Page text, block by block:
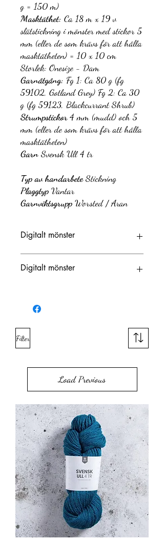
g = 150 m)
Masktäthet: Ca 18 m x 19 v
slätstickning i mönster med stickor 5
mm (eller de som krävs för att hålla
masktätheten) = 10 x 10 cm
Storlek: Onesize - Dam
Garnåtgång: Fg 1: Ca 80 g (fg
59102, Gotland Grey) Fg 2: Ca 30
g (fg 59123, Blackcurrant Shrub)
Strumpstickor4 mm (mudd) och 5
mm (eller de som krävs för att hålla
masktätheten)
Garn Svensk Ull 4 tr
Typ av handarbeteStickning
Plaggtyp Vantar
Garnviktsgrupp Worsted / Aran
Digitalt mönster
Digitalt mönster
ochvia e-post. Denna länk är giltig i 30 dagar
Filter
Load Previous